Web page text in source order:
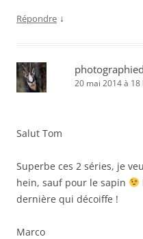
Répondre ↓
20 mai 2014 à 18
Salut Tom
Superbe ces 2 séries, je
hein, sauf pour le sapin
dernière qui décoiffe !
Marco